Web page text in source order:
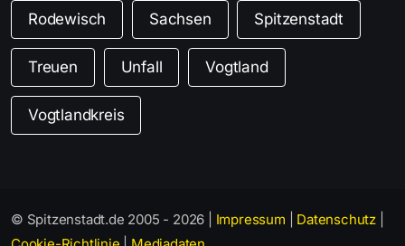
Rodewisch Sachsen Spitzenstadt
Treuen Unfall Vogtland
Vogtlandkreis
© Spitzenstadt.de 2005 - 2026 | Impressum Datenschutz